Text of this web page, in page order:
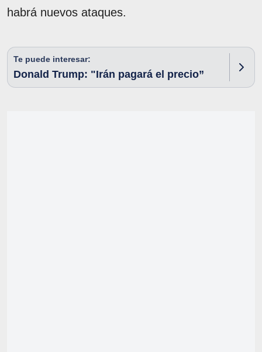
habrá nuevos ataques.
Te puede interesar:
Donald Trump: "Irán pagará el precio”